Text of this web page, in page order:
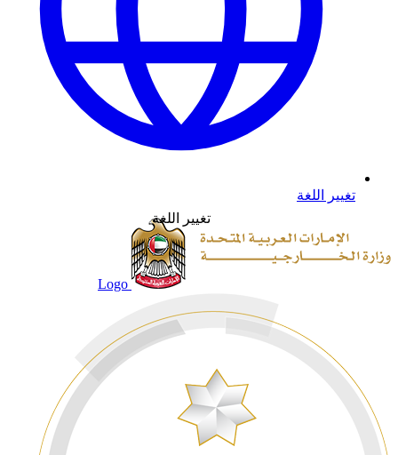
تغيير اللغة
تغيير اللغة
Logo